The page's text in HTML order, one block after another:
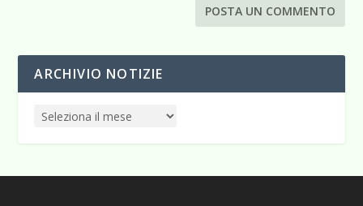
ARCHIVIO NOTIZIE